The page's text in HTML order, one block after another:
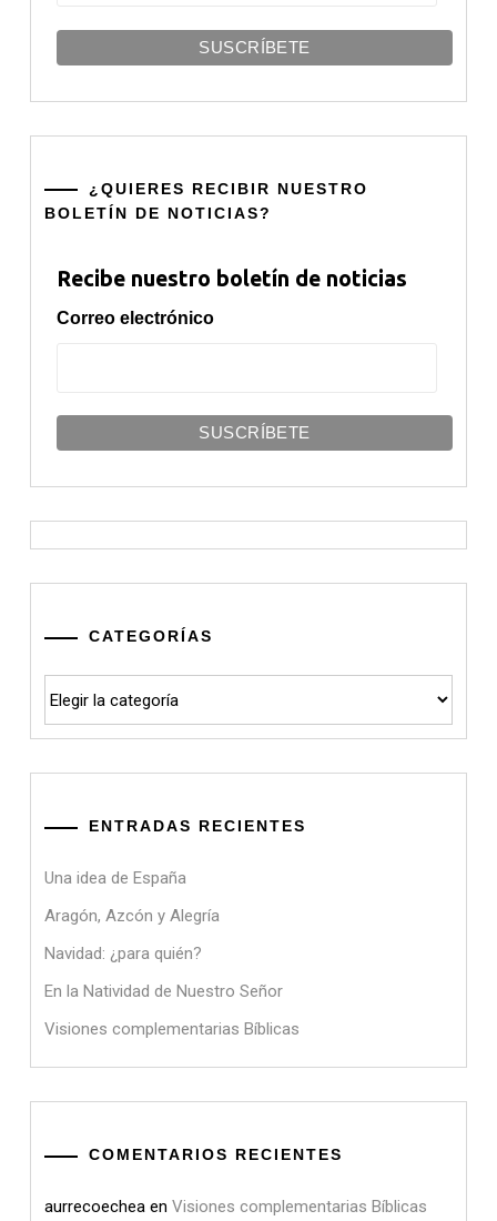
¿QUIERES RECIBIR NUESTRO
BOLETÍN DE NOTICIAS?
Recibe nuestro boletín de noticias
Correo electrónico
CATEGORÍAS
ENTRADAS RECIENTES
Una idea de España
Aragón, Azcón y Alegría
Navidad: ¿para quién?
En la Natividad de Nuestro Señor
Visiones complementarias Bíblicas
COMENTARIOS RECIENTES
aurrecoechea en Visiones complementarias Bíblicas